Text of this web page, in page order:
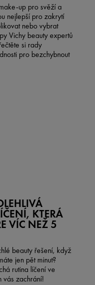
up pro svěží a
nejlepší pro zakrytí
nebo vybrat
Vichy beauty expertů
si rady
pro bezchybnout
KTERÁ
VÍC NEŽ 5
beauty řešení, když
jen pět minut?
rutina líčení ve
vás zachrání!